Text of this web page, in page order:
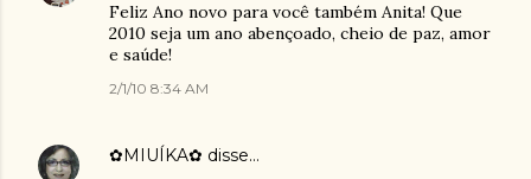
Feliz Ano novo para você também Anita! Que
2010 seja um ano abençoado, cheio de paz, amor
e saúde!
2/1/10 8:34 AM
✿MIUÍKA✿ disse…